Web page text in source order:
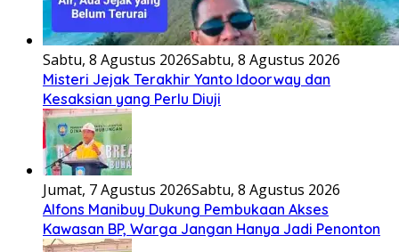
Sabtu, 8 Agustus 2026Sabtu, 8 Agustus 2026
Misteri Jejak Terakhir Yanto Idoorway dan
Kesaksian yang Perlu Diuji
Jumat, 7 Agustus 2026Sabtu, 8 Agustus 2026
Alfons Manibuy Dukung Pembukaan Akses
Kawasan BP, Warga Jangan Hanya Jadi Penonton